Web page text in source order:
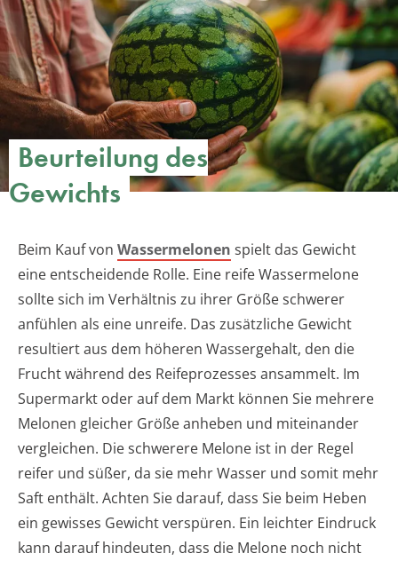
Beurteilung des
Gewichts
Beim Kauf von Wassermelonen spielt das Gewicht
eine entscheidende Rolle. Eine reife Wassermelone
sollte sich im Verhältnis zu ihrer Größe schwerer
anfühlen als eine unreife. Das zusätzliche Gewicht
resultiert aus dem höheren Wassergehalt, den die
Frucht während des Reifeprozesses ansammelt. Im
Supermarkt oder auf dem Markt können Sie mehrere
Melonen gleicher Größe anheben und miteinander
vergleichen. Die schwerere Melone ist in der Regel
reifer und süßer, da sie mehr Wasser und somit mehr
Saft enthält. Achten Sie darauf, dass Sie beim Heben
ein gewisses Gewicht verspüren. Ein leichter Eindruck
kann darauf hindeuten, dass die Melone noch nicht